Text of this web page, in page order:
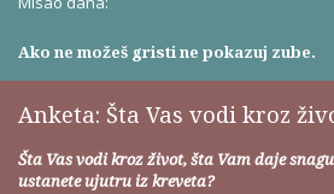
Ako ne možeš gristi ne pokazuj zube.
Anketa: Šta Vas vodi kroz
Šta Vas vodi kroz život, šta Vam daje
ustanete ujutru iz kreveta?